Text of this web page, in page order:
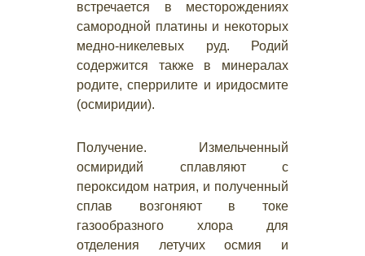
встречается в месторождениях
самородной платины и некоторых
медно-никелевых руд. Родий
содержится также в минералах
родите, сперрилите и иридосмите
(осмиридии).
Получение. Измельченный
осмиридий сплавляют с
пероксидом натрия, и полученный
сплав возгоняют в токе
газообразного хлора для
отделения летучих осмия и